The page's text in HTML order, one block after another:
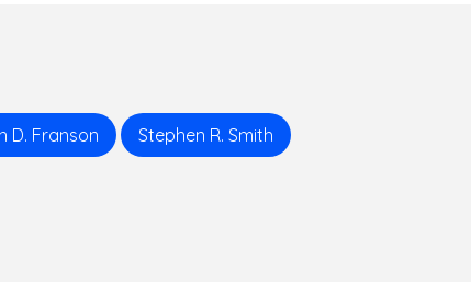
D. Franson Stephen R. Smith